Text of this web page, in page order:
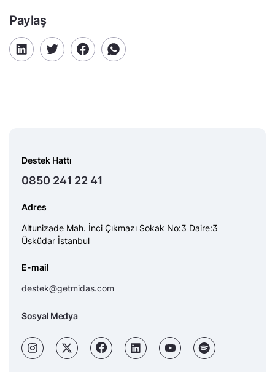
Paylaş
Destek Hattı
0850 241 22 41
Adres
Altunizade Mah. İnci Çıkmazı Sokak No:3 Daire:3
Üsküdar İstanbul
E-mail
destek@getmidas.com
Sosyal Medya